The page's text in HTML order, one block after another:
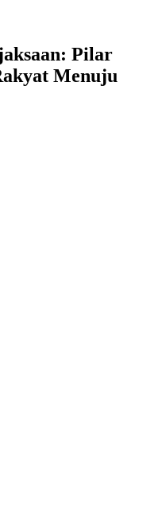
Pilar
Menuju